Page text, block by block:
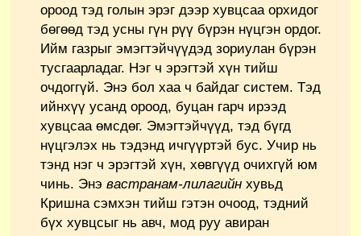
ороод тэд голын эрэг дээр хувцсаа орхидог
бөгөөд тэд усны гүн рүү бүрэн нүцгэн ордог.
Ийм газрыг эмэгтэйчүүдэд зориулан бүрэн
тусгаарладаг. Нэг ч эрэгтэй хүн тийш
очдоггүй. Энэ бол хаа ч байдаг систем. Тэд
ийнхүү усанд ороод, буцан гарч ирээд
хувцсаа өмсдөг. Эмэгтэйчүүд, тэд бүгд
нүцгэлэх нь тэдэнд ичгүүртэй бус. Учир нь
тэнд нэг ч эрэгтэй хүн, хөвгүүд очихгүй юм
чинь. Энэ вастранам-лилагийн хувьд
Кришна сэмхэн тийш гэтэн очоод, тэдний
бүх хувцсыг нь авч, мод руу авиран